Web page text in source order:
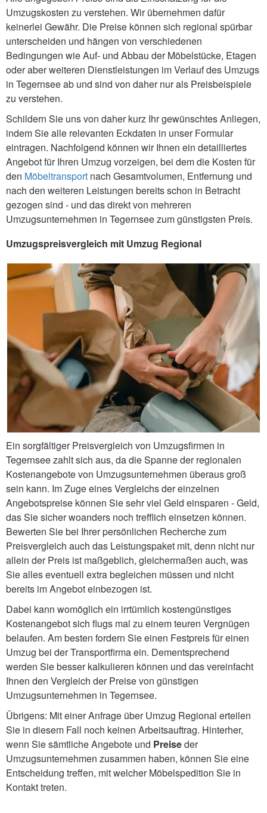
Umzugskosten zu verstehen. Wir übernehmen dafür
keinerlei Gewähr. Die Preise können sich regional spürbar
unterscheiden und hängen von verschiedenen
Bedingungen wie Auf- und Abbau der Möbelstücke, Etagen
oder aber weiteren Dienstleistungen im Verlauf des Umzugs
in Tegernsee ab und sind von daher nur als Preisbeispiele
zu verstehen.
Schildern Sie uns von daher kurz Ihr gewünschtes Anliegen,
indem Sie alle relevanten Eckdaten in unser Formular
eintragen. Nachfolgend können wir Ihnen ein detailliertes
Angebot für Ihren Umzug vorzeigen, bei dem die Kosten für
den Möbeltransport nach Gesamtvolumen, Entfernung und
nach den weiteren Leistungen bereits schon in Betracht
gezogen sind - und das direkt von mehreren
Umzugsunternehmen in Tegernsee zum günstigsten Preis.
Umzugspreisvergleich mit Umzug Regional
Ein sorgfältiger Preisvergleich von Umzugsfirmen in
Tegernsee zahlt sich aus, da die Spanne der regionalen
Kostenangebote von Umzugsunternehmen überaus groß
sein kann. Im Zuge eines Vergleichs der einzelnen
Angebotspreise können Sie sehr viel Geld einsparen - Geld,
das Sie sicher woanders noch trefflich einsetzen können.
Bewerten Sie bei Ihrer persönlichen Recherche zum
Preisvergleich auch das Leistungspaket mit, denn nicht nur
allein der Preis ist maßgeblich, gleichermaßen auch, was
Sie alles eventuell extra begleichen müssen und nicht
bereits im Angebot einbezogen ist.
Dabei kann womöglich ein irrtümlich kostengünstiges
Kostenangebot sich flugs mal zu einem teuren Vergnügen
belaufen. Am besten fordern Sie einen Festpreis für einen
Umzug bei der Transportfirma ein. Dementsprechend
werden Sie besser kalkulieren können und das vereinfacht
Ihnen den Vergleich der Preise von günstigen
Umzugsunternehmen in Tegernsee.
Übrigens: Mit einer Anfrage über Umzug Regional erteilen
Sie in diesem Fall noch keinen Arbeitsauftrag. Hinterher,
wenn Sie sämtliche Angebote und Preiseder
Umzugsunternehmen zusammen haben, können Sie eine
Entscheidung treffen, mit welcher Möbelspedition Sie in
Kontakt treten.